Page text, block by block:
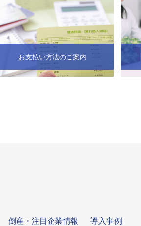
お支払い方法のご案内
倒産・注目企業情報 導入事例